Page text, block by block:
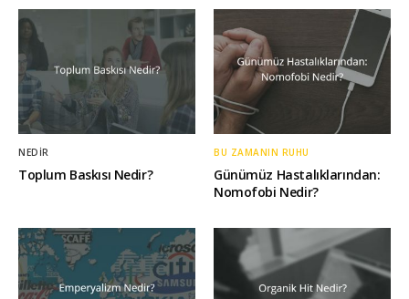
NEDIR
Toplum Baskısı Nedir?
BU ZAMANIN RUHU
Günümüz Hastalıklarından:
Nomofobi Nedir?